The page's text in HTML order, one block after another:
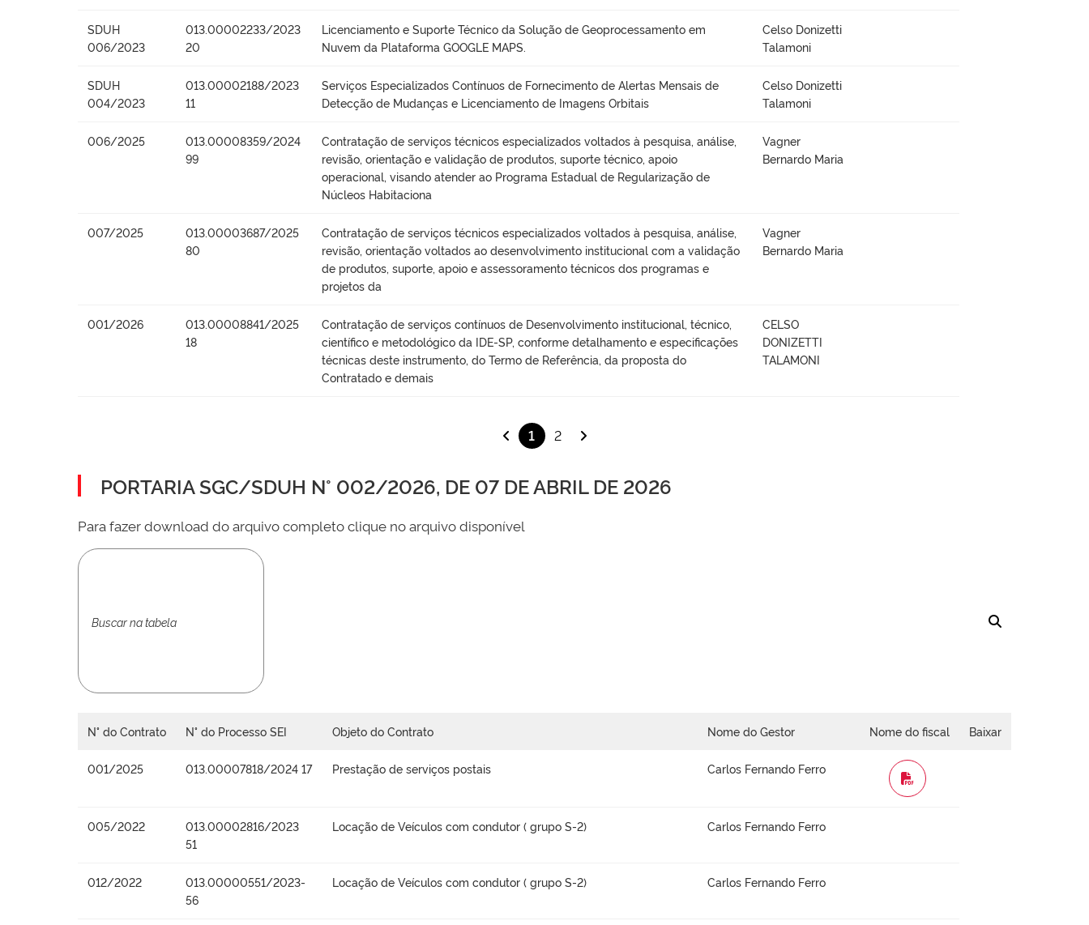
SDUH
006/2023
013.00002233/2023
20
Licenciamento e Suporte Técnico da Solução de Geoprocessamento em
Nuvem da Plataforma GOOGLE MAPS.
Celso Donizetti
Talamoni
SDUH
004/2023
013.00002188/2023
11
Serviços Especializados Contínuos de Fornecimento de Alertas Mensais de
Detecção de Mudanças e Licenciamento de Imagens Orbitais
Celso Donizetti
Talamoni
006/2025
013.00008359/2024
99
Contratação de serviços técnicos especializados voltados à pesquisa, análise,
revisão, orientação e validação de produtos, suporte técnico, apoio
operacional, visando atender ao Programa Estadual de Regularização de
Núcleos Habitaciona
Vagner
Bernardo Maria
007/2025
013.00003687/2025
80
Contratação de serviços técnicos especializados voltados à pesquisa, análise,
revisão, orientação voltados ao desenvolvimento institucional com a validação
de produtos, suporte, apoio e assessoramento técnicos dos programas e
projetos da
Vagner
Bernardo Maria
001/2026
013.00008841/2025
18
Contratação de serviços contínuos de Desenvolvimento institucional, técnico,
científico e metodológico da IDE-SP, conforme detalhamento e especificações
técnicas deste instrumento, do Termo de Referência, da proposta do
Contratado e demais
CELSO
DONIZETTI
TALAMONI
1 2
PORTARIA SGC/SDUH N° 002/2026, DE 07 DE ABRIL DE 2026
Para fazer download do arquivo completo clique no arquivo disponível
N° do Contrato N° do Processo SEI Objeto do Contrato Nome do Gestor Nome do fiscal Baixar
001/2025 013.00007818/2024 17 Prestação de serviços postais Carlos Fernando Ferro
WORD
005/2022
013.00002816/2023
51
Locação de Veículos com condutor ( grupo S-2) Carlos Fernando Ferro
012/2022
013.00000551/2023-
56
Locação de Veículos com condutor ( grupo S-2) Carlos Fernando Ferro